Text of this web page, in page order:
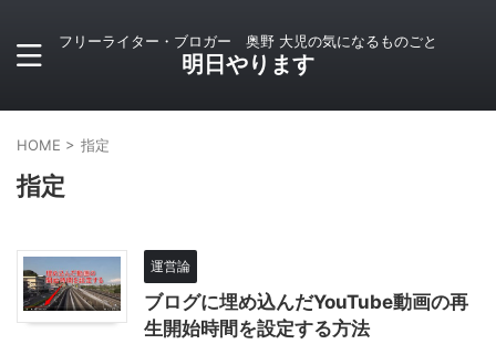
フリーライター・ブロガー 奥野 大児の気になるものごと
明日やります
HOME > 指定
指定
運営論
ブログに埋め込んだYouTube動画の再
生開始時間を設定する方法